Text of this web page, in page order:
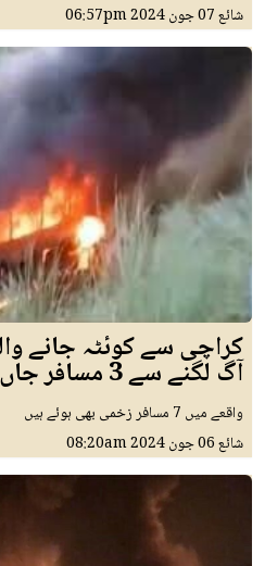
شائع07 جون 2024 06:57pm
کراچی سے کوئٹہ جانے
آگ لگنے سے 3 مسافر جاں بحق
واقعے میں 7 مسافر زخمی بھی ہوئے ہیں
شائع06 جون 2024 08:20am